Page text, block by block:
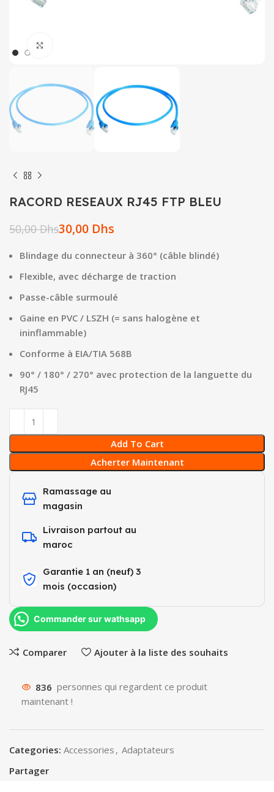
RACORD RESEAUX RJ45 FTP BLEU
50,00Dhs30,00 Dhs
Blindage du connecteur à 360° (câble blindé)
Flexible, avec décharge de traction
Passe-câble surmoulé
Gaine en PVC / LSZH (= sans halogène et
ininflammable)
Conforme à EIA/TIA 568B
90° / 180° / 270° avec protection de la languette du
RJ45
Add To Cart
Acherter Maintenant
Ramassage au
magasin
Livraison partout au
maroc
Garantie 1 an (neuf) 3
mois (occasion)​
Commander sur wathsapp
Comparer Ajouter à la liste des souhaits
836 personnes qui regardent ce produit
maintenant !
Categories: Accessories , Adaptateurs
Partager